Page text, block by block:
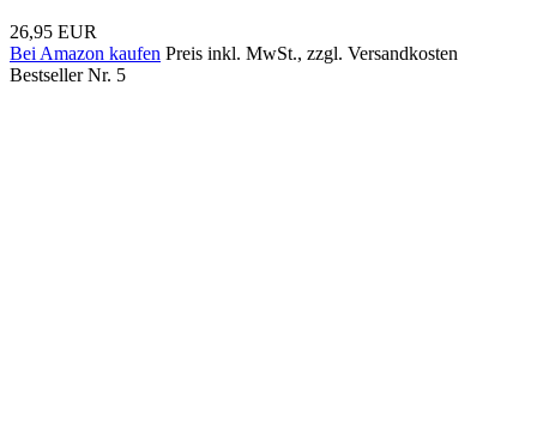
26,95 EUR
Bei Amazon kaufen Preis inkl. MwSt., zzgl. Versandkosten
Bestseller Nr. 5